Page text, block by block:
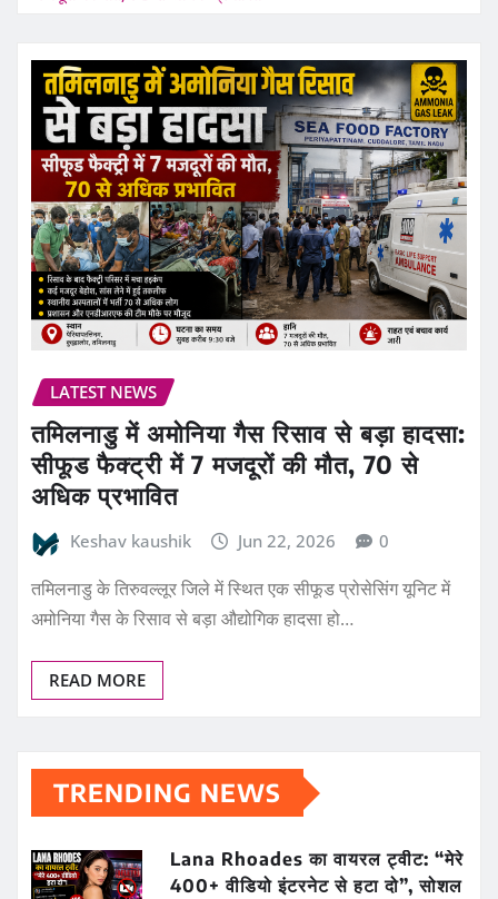
LATEST NEWS
तमिलनाडु में अमोनिया गैस रिसाव से बड़ा हादसा:
सीफूड फैक्ट्री में 7 मजदूरों की मौत, 70 से
अधिक प्रभावित
Keshav kaushik Jun 22, 2026 0
तमिलनाडु के तिरुवल्लूर जिले में स्थित एक सीफूड प्रोसेसिंग यूनिट में
अमोनिया गैस के रिसाव से बड़ा औद्योगिक हादसा हो…
READ MORE
TRENDING NEWS
Lana Rhoades का वायरल ट्वीट: “मेरे
400+ वीडियो इंटरनेट से हटा दो”, सोशल